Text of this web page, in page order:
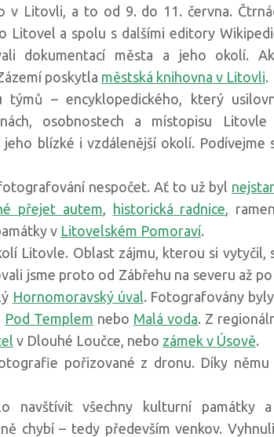
v Litovli, a to od 9. do 11. června.
Litovel a spolu s dalšími editory
dokumentací města a jeho okolí.
poskytla městská knihovna v Litovli.
– encyklopedického, který
osobnostech a místopisu Litovle
blízké i vzdálenější okolí. Podívejme
nespočet. Ať to už byl
přejet autem
historická radnice ,
v Litovelském Pomoraví.
Litovle. Oblast zájmu, kterou si vytyčil,
jsme proto od Zábřehu na severu až
Hornomoravský úval. Fotografovány
Pod Templem nebo Malá voda. Z
v Dlouhé Loučce, nebo zámek v Úsově.
pořizované z dronu. Díky němu
navštívit všechny kulturní památky
chybí – tedy především venkov.